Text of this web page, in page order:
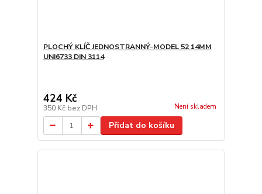
PLOCHÝ KLÍČ JEDNOSTRANNÝ-MODEL 52 14MM
UNI6733 DIN 3114
424 Kč
350 Kč bez DPH Není skladem
Přidat do košíku